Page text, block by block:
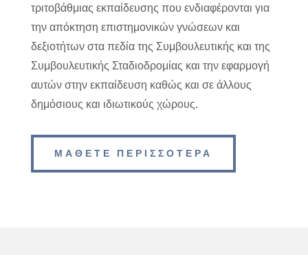
τριτοβάθμιας εκπαίδευσης που ενδιαφέρονται για
την απόκτηση επιστημονικών γνώσεων και
δεξιοτήτων στα πεδία της Συμβουλευτικής και της
Συμβουλευτικής Σταδιοδρομίας και την εφαρμογή
αυτών στην εκπαίδευση καθώς και σε άλλους
δημόσιους και ιδιωτικούς χώρους.
ΜΑΘΕΤΕ ΠΕΡΙΣΣΟΤΕΡΑ